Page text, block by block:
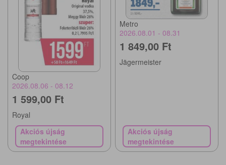
Coop
2026.08.06 - 08.12
1 599,00 Ft
Royal
Akciós újság
megtekintése
Metro
2026.08.01 - 08.31
1 849,00 Ft
Jägermeister
Akciós újság
megtekintése